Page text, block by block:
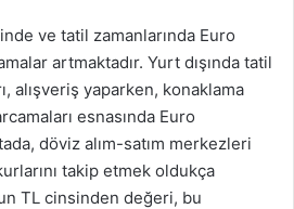
ve tatil zamanlarında Euro
artmaktadır. Yurt dışında tatil
alışveriş yaparken, konaklama
esnasında Euro
döviz alım-satım merkezleri
takip etmek oldukça
TL cinsinden değeri, bu